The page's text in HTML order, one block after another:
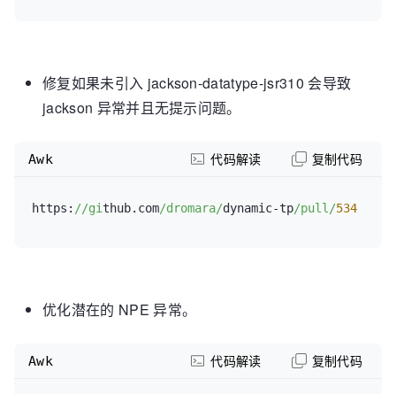
修复如果未引入 jackson-datatype-jsr310 会导致
jackson 异常并且无提示问题。
https: //github.com/dromara/dynamic-tp/pull/534
Awk 代码解读 复制代码
优化潜在的 NPE 异常。
Awk 代码解读 复制代码